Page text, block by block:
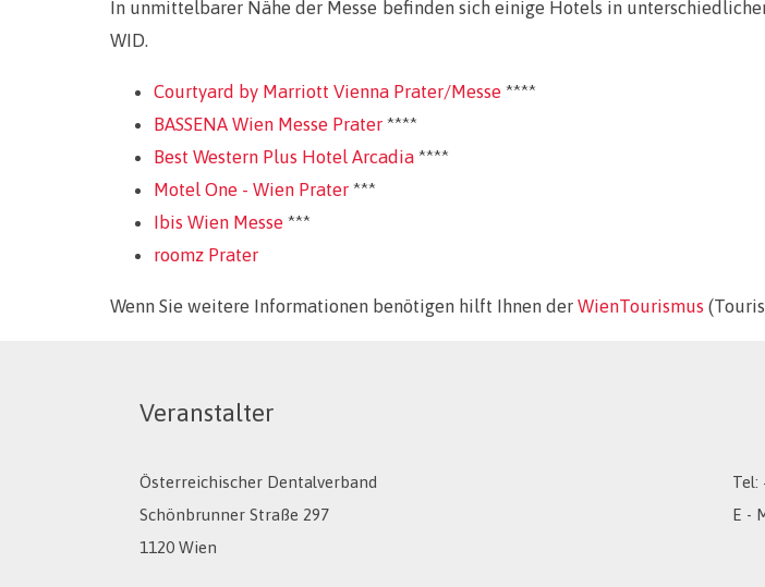
In unmittelbarer Nähe der Messe befinden sich einige Hotels in
WID.
Courtyard by Marriott Vienna Prater/Messe ****
BASSENA Wien Messe Prater****
Best Western Plus Hotel Arcadia****
Motel One - Wien Prater***
Ibis Wien Messe ***
roomz Prater
Wenn Sie weitere Informationen benötigen hilft Ihnen der WienTourismus
Veranstalter
Österreichischer Dentalverband
Schönbrunner Straße 297
1120 Wien
Tel:
E -